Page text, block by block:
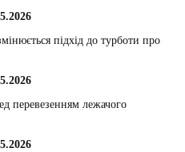
підхід до турботи про
перевезенням лежачого